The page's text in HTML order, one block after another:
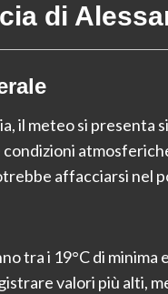
di
il meteo si presenta
affacciarsi nel
tra i 19°C di minima
valori più alti,